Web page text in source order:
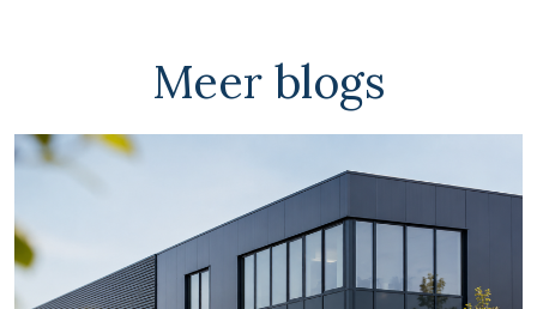
Meer blogs